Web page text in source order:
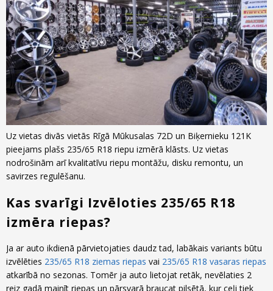
Uz vietas divās vietās Rīgā Mūkusalas 72D un Biķernieku 121K
pieejams plašs 235/65 R18 riepu izmērā klāsts. Uz vietas
nodrošinām arī kvalitatīvu riepu montāžu, disku remontu, un
savirzes regulēšanu.
Kas svarīgi Izvēloties 235/65 R18
izmēra riepas?
Ja ar auto ikdienā pārvietojaties daudz tad, labākais variants būtu
izvēlēties 235/65 R18 ziemas riepas vai 235/65 R18 vasaras riepas
atkarībā no sezonas. Tomēr ja auto lietojat retāk, nevēlaties 2
reiz gadā mainīt riepas un pārsvarā braucat pilsētā, kur ceļi tiek